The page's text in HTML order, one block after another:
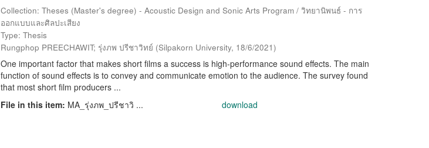
Collection: Theses (Master's degree) - Acoustic Design and Sonic Arts Program / วิทยานิพนธ์ - การ
ออกแบบและศิลปะเสียง
Type: Thesis
Rungphop PREECHAWIT; รุ่งภพ ปรีชาวิทย์ (Silpakorn University, 18/6/2021)
One important factor that makes short films a success is high-performance sound effects. The main
function of sound effects is to convey and communicate emotion to the audience. The survey found
that most short film producers ...
File in this item: MA_รุ่งภพ_ปรีชาวิ ... download